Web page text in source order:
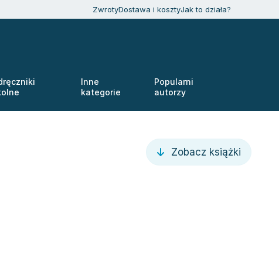
ZwrotyDostawa i kosztyJak to działa?
Inne
kategorie
Popularni
autorzy
Zobacz książki